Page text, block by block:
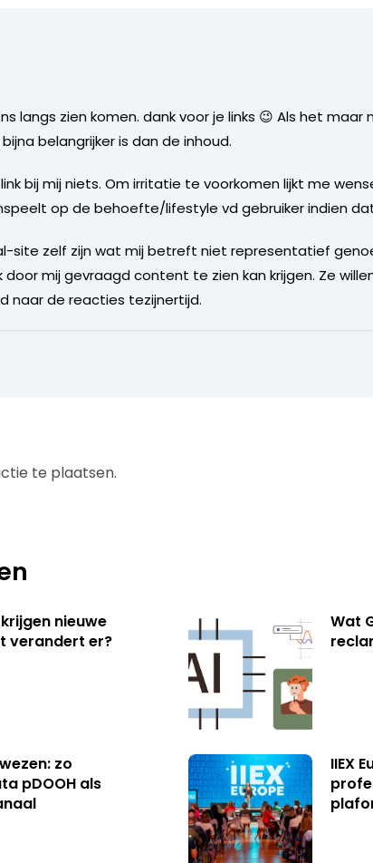
langs zien komen. dank voor je links 😉 Als het
belangrijker is dan de inhoud.
bij mij niets. Om irritatie te voorkomen lijkt me
op de behoefte/lifestyle vd gebruiker indien
site zelf zijn wat mij betreft niet representatief
mij gevraagd content te zien kan krijgen. Ze
naar de reacties tezijnertijd.
te plaatsen.
nieuwe
verandert er?
Wat
zo
pDOOH als
IIEX